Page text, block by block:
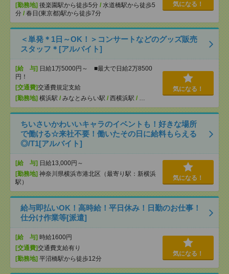
[勤務地] 後楽園駅から徒歩5分 / 水道橋駅から徒歩5
分 / 春日(東京都)駅から徒歩7分
気になる！
＜単発＊1日～OK！＞コンサートなどのグッズ販売
スタッフ＊[アルバイト]
[給 与] 日給1万5000円～ ■最大で日給2万8500
円！
[交通費]交通費規定支給
[勤務地] 横浜駅 / みなとみらい駅 / 西横浜駅 / …
気になる！
ちいさいかわいいキャラのイベントも！好きな場所
で働ける☆来社不要！働いたその日に給料もらえる
◎/T1[アルバイト]
[給 与] 日給13,000円～
[勤務地] 神奈川県横浜市港北区（最寄り駅：新横浜
駅）
気になる！
給与即払いOK！高時給！平日休み！日勤のお仕事！
仕分け作業等[派遣]
[給 与] 時給1600円
[交通費]交通費支給有り
[勤務地] 平沼橋駅から徒歩12分
気になる！